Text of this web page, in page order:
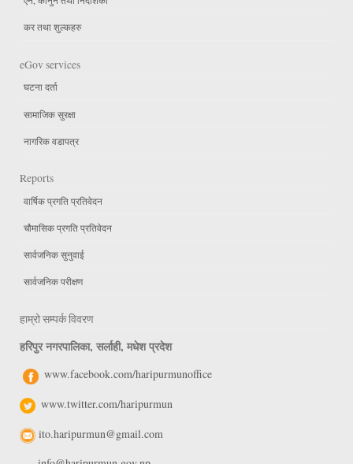
कर तथा शुल्कहरु
eGov services
घटना दर्ता
सामाजिक सुरक्षा
नागरिक वडापत्र
Reports
वार्षिक प्रगति प्रतिवेदन
चौमासिक प्रगति प्रतिवेदन
सार्वजनिक सुनुवाई
सार्वजनिक परीक्षण
हाम्रो सम्पर्क विवरण
हरिपुर नगरपालिका, सर्लाही, मधेश प्रदेश
www.facebook.com/haripurmunoffice
www.twitter.com/haripurmun
ito.haripurmun@gmail.com